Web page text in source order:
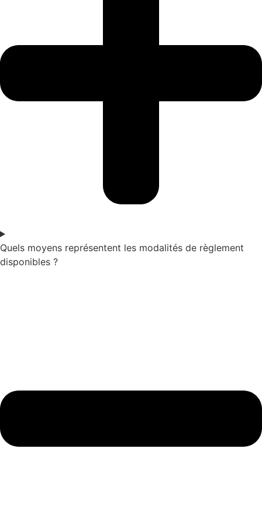
Quels moyens représentent les modalités de règlement
disponibles ?